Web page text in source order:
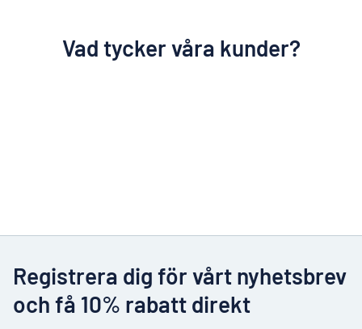
Vad tycker våra kunder?
Registrera dig för vårt nyhetsbrev
och få 10% rabatt direkt